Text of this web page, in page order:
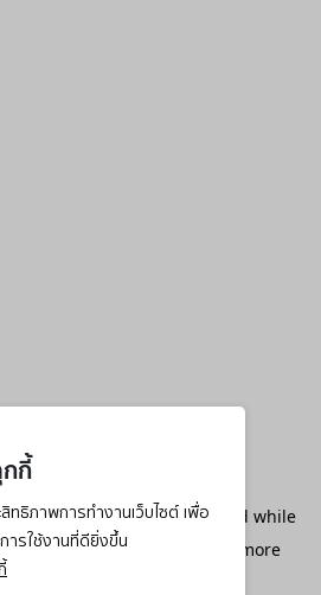
กกี้
ธิภาพการทำงานเว็บไซต์ เพื่อ
ารใช้งานที่ดียิ่งขึ้น
-side exception has occurred while
(see the browser console
for more
information).